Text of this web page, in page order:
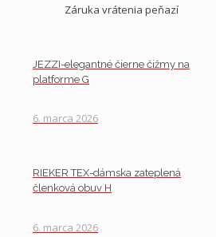
Záruka vrátenia peňazí
JEZZI-elegantné čierne čižmy na
platforme G
6. marca 2026
RIEKER TEX-dámska zateplená
členková obuv H
6. marca 2026